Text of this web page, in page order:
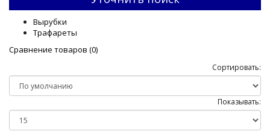
Вырубки
Трафареты
Сравнение товаров (0)
Сортировать:
Показывать: